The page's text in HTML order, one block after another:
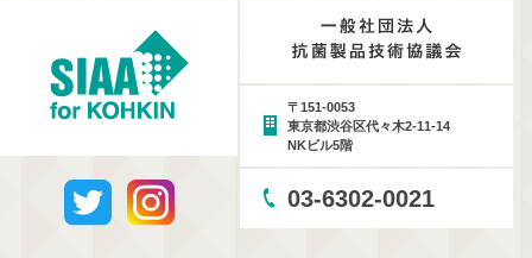
〒151-0053
東京都渋谷区代々木2-11-14
NKビル5階
03-6302-0021